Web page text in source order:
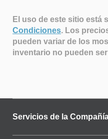
El uso de este sitio está
Condiciones. Los
pueden variar de los
inventario no pueden
Servicios de la